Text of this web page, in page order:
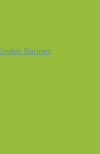
Banner